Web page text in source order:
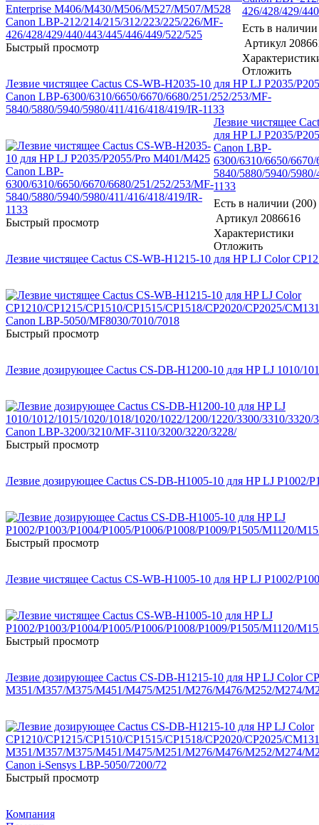
Быстрый просмотр
426/428/429/
Есть в
Артикул
Отложить
Лезвие чистящее Cactus CS-WB-H2035-10 для HP LJ P2035/
Canon LBP-6300/6310/6650/6670/6680/251/252/253/MF-
5840/5880/5940/5980/411/416/418/419/IR-1133
Быстрый просмотр
Лезвие чистящее
для HP LJ P2035/
Canon LBP-
6300/6310/6650/
5840/5880/5940/
1133
Есть в наличии (200)
Артикул 2086616
Характеристики
Отложить
Лезвие чистящее Cactus CS-WB-H1215-10 для HP LJ Color
Быстрый просмотр
Лезвие дозирующее Cactus CS-DB-H1200-10 для HP LJ 1010/
Быстрый просмотр
Лезвие дозирующее Cactus CS-DB-H1005-10 для HP LJ P1002/
Быстрый просмотр
Лезвие чистящее Cactus CS-WB-H1005-10 для HP LJ P1002/
Быстрый просмотр
Лезвие дозирующее Cactus CS-DB-H1215-10 для HP LJ Color
M351/M357/M375/M451/M475/M251/M276/M476/M252/M274/
Быстрый просмотр
Компания